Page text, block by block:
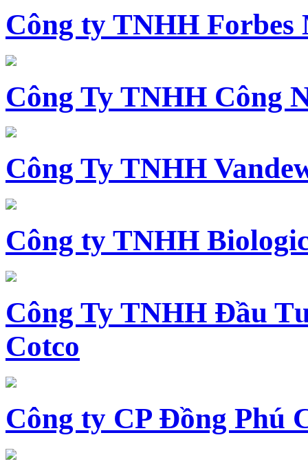
Công ty TNHH
Công Ty TNHH Công
Công Ty TNHH
Công ty TNHH
Công Ty TNHH Đầu
Cotco
Công ty CP Đồng Phú